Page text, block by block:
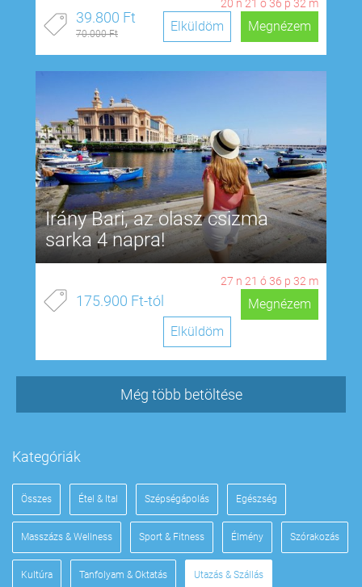
20 n 21 ó36 p 31 m
39.800 Ft
70.000 Ft Megnézem
Elküldöm
Irány Bari, az olasz csizma
sarka 4 napra!
27 n 21 ó36 p 31 m
175.900 Ft-tól
Megnézem
Elküldöm
Még több betöltése
Kategóriák
Összes Étel & Ital Szépségápolás Egészség
Masszázs & Wellness Sport & Fitness Élmény Szórakozás
Kultúra Tanfolyam & Oktatás Utazás & Szállás